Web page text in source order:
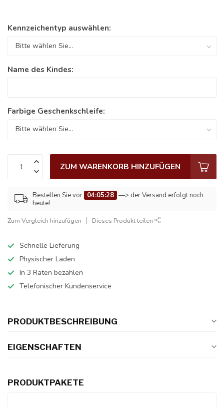
Kennzeichentyp auswählen:
Name des Kindes:
Farbige Geschenkschleife:
ZUM WARENKORB HINZUFÜGEN
Bestellen Sie vor 04:05:27 —> der Versand erfolgt noch
heute!
Zum Vergleich hinzufügen Dieses Produkt teilen
Schnelle Lieferung
Physischer Laden
In 3 Raten bezahlen
Telefonischer Kundenservice
PRODUKTBESCHREIBUNG
EIGENSCHAFTEN
PRODUKTPAKETE